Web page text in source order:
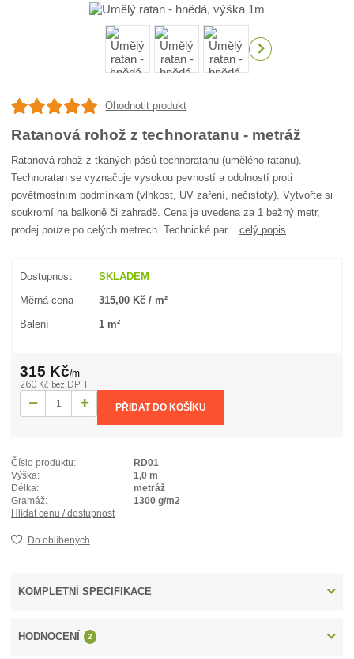
Ohodnotit produkt
Ratanová rohož z technoratanu - metráž
Ratanová rohož z tkaných pásů technoratanu (umělého ratanu).
Technoratan se vyznačuje vysokou pevností a odolností proti
povětrnostním podmínkám (vlhkost, UV záření, nečistoty). Vytvořte si
soukromí na balkoně či zahradě. Cena je uvedena za 1 bežný metr,
prodej pouze po celých metrech. Technické par...celý popis
Dostupnost SKLADEM
Měrná cena 315,00 Kč / m²
Balení 1 m²
315 Kč/m
260 Kč bez DPH
PŘIDAT DO KOŠÍKU
Číslo produktu:
RD01
Výška:
1,0 m
Délka:
metráž
Gramáž:
1300 g/m2
Hlídat cenu / dostupnost
Do oblíbených
KOMPLETNÍ SPECIFIKACE
HODNOCENÍ 2